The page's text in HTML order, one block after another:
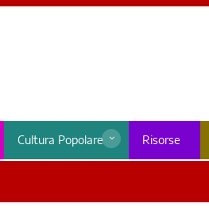
Cultura Popolare Risorse